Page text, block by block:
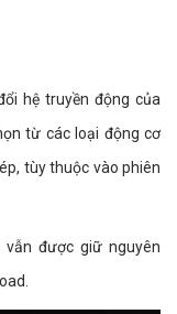
hệ truyền động của
từ các loại động cơ
tùy thuộc vào phiên
được giữ nguyên